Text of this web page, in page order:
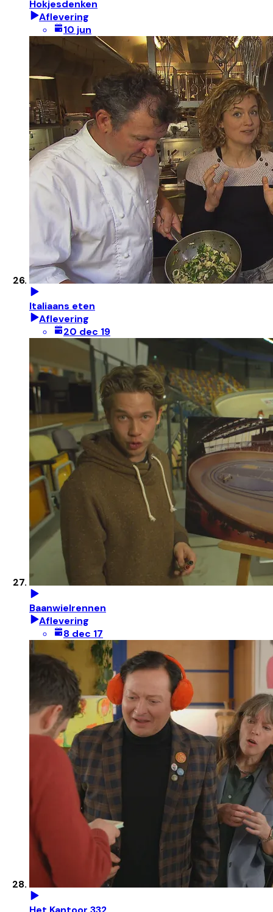
Hokjesdenken
Aflevering
10 jun
Italiaans eten
Aflevering
20 dec 19
Baanwielrennen
Aflevering
8 dec 17